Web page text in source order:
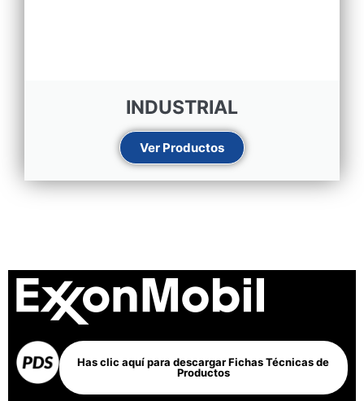
INDUSTRIAL
Ver Productos
Has clic aquí para descargar Fichas Técnicas de
Productos